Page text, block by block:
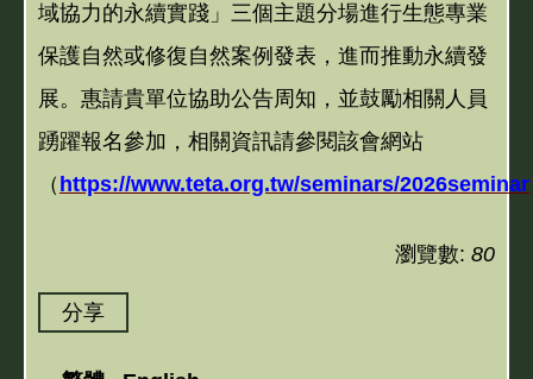
域協力的永續實踐」三個主題分場進行生態專業
保護自然或修復自然案例發表，進而推動永續發
展。惠請貴單位協助公告周知，並鼓勵相關人員
踴躍報名參加，相關資訊請參閱該會網站
（ https://www.teta.org.tw/seminars/2026seminar
瀏覽數: 80
分享